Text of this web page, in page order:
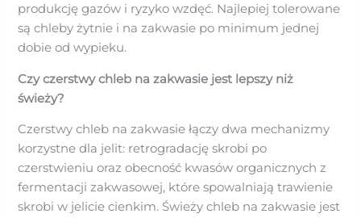
produkcję gazów i ryzyko wzdęć. Najlepiej tolerowane
są chleby żytnie i na zakwasie po minimum jednej
dobie od wypieku.
Czy czerstwy chleb na zakwasie jest lepszy niż
świeży?
Czerstwy chleb na zakwasie łączy dwa mechanizmy
korzystne dla jelit: retrogradację skrobi po
czerstwieniu oraz obecność kwasów organicznych z
fermentacji zakwasowej, które spowalniają trawienie
skrobi w jelicie cienkim. Świeży chleb na zakwasie jest